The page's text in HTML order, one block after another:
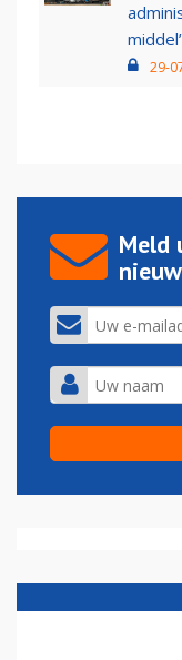
middel’
29-
Meld